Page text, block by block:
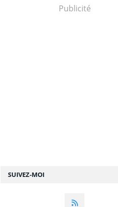
SUIVEZ-MOI
Publicité